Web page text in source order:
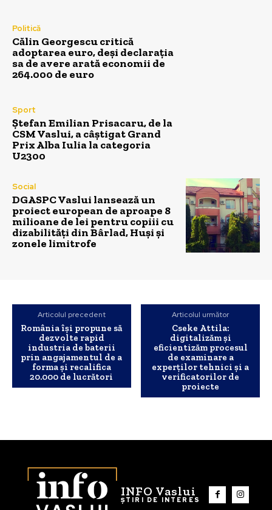
Politică
Călin Georgescu critică
adoptarea euro, deși declarația
sa de avere arată economii de
264.000 de euro
Sport
Ștefan Emilian Prisacaru, de la
CSM Vaslui, a câștigat Grand
Prix Alba Iulia la categoria
U2300
Social
DGASPC Vaslui lansează un
proiect european de aproape 8
milioane de lei pentru copiii cu
dizabilități din Bârlad, Huși și
zonele limitrofe
Articolul precedent
România își propune să
dezvolte rapid
industria de baterii
prin angajamentul de a
forma și recalifica
20.000 de lucrători
Articolul următor
Cseke Attila:
digitalizăm și
eficientizăm procesul
de examinare a
experților tehnici și a
verificatorilor de
proiecte
INFO Vaslui
ȘTIRI DE INTERES